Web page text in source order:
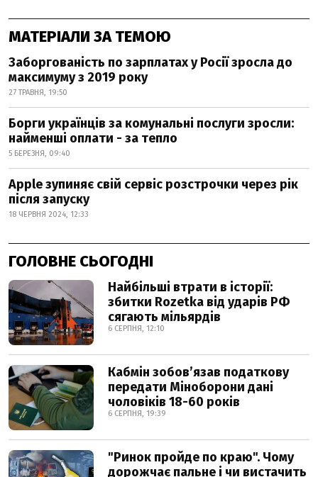
МАТЕРІАЛИ ЗА ТЕМОЮ
Заборгованість по зарплатах у Росії зросла до
максимуму з 2019 року
27 ТРАВНЯ, 19:50
Борги українців за комунальні послуги зросли:
найменші оплати - за тепло
5 БЕРЕЗНЯ, 09:40
Apple зупиняє свій сервіс розстрочки через рік
після запуску
18 ЧЕРВНЯ 2024, 12:33
ГОЛОВНЕ СЬОГОДНІ
Найбільші втрати в історії:
збитки Rozetka від ударів РФ
сягають мільярдів
6 СЕРПНЯ, 12:10
Кабмін зобовʼязав податкову
передати Міноборони дані
чоловіків 18-60 років
6 СЕРПНЯ, 19:39
"Ринок пройде по краю". Чому
дорожчає пальне і чи вистачить